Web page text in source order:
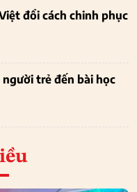
đổi cách chinh phục
trẻ đến bài học